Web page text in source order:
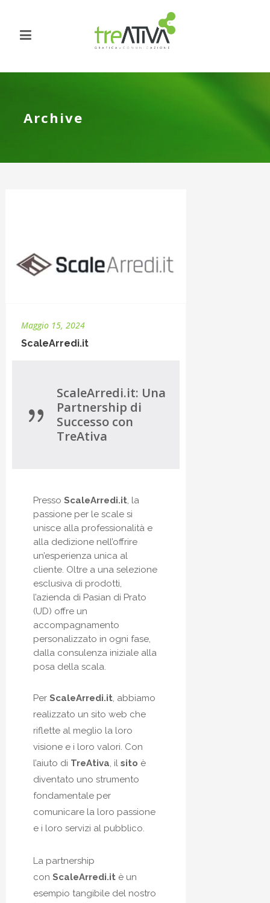
Archive
Maggio 15, 2024
ScaleArredi.it
ScaleArredi.it: Una
Partnership di
Successo con
TreAtiva
Presso ScaleArredi.it, la
passione per le scale si
unisce alla professionalità e
alla dedizione nell’offrire
un’esperienza unica al
cliente. Oltre a una selezione
esclusiva di prodotti,
l’azienda di Pasian di Prato
(UD) offre un
accompagnamento
personalizzato in ogni fase,
dalla consulenza iniziale alla
posa della scala.
Per ScaleArredi.it, abbiamo
realizzato un sito web che
riflette al meglio la loro
visione e i loro valori. Con
l’aiuto di TreAtiva, il sito è
diventato uno strumento
fondamentale per
comunicare la loro passione
e i loro servizi al pubblico.
La partnership
con ScaleArredi.it è un
esempio tangibile del nostro